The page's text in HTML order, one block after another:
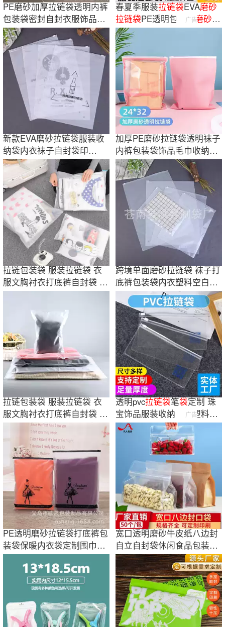
PE磨砂加厚拉链袋透明内裤
包装袋密封自封衣服饰品收
纳袋现货批发
春夏季服装拉链袋EVA磨砂
拉链袋PE透明包装袋磨砂自
封袋加印logo
广告
新款EVA磨砂拉链袋服装收
纳袋内衣袜子自封袋印
LOGO塑料包装袋
加厚PE磨砂拉链袋透明袜子
内裤包装袋饰品毛巾收纳袋
商用现货批发
拉链包装袋 服装拉链袋 衣
服文胸衬衣打底裤自封袋 透
明磨砂袋
跨境单面磨砂拉链袋 袜子打
底裤包装袋内衣塑料空白自
封袋现货
拉链包装袋 服装拉链袋 衣
服文胸衬衣打底裤自封袋 透
明磨砂袋
透明pvc拉链袋笔袋定制 珠
宝饰品服装收纳自封塑料包
装袋pvc袋子
广告
PE透明磨砂拉链袋打底裤包
装袋保暖内衣袋定制围巾帽
子袋现货批发
宽口透明磨砂牛皮纸八边封
自立自封袋休闲食品包装袋
塑料密封袋子